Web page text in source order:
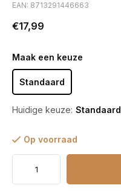
EAN: 8713291446663
€17,99
Maak een keuze
Standaard
Huidige keuze: Standaard
Op voorraad